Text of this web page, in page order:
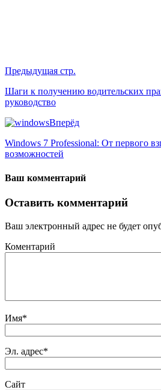
Предыдущая стр.
Шаги к получению водительских
руководство
Вперёд
Windows 7 Professional: От первого
возможностей
Ваш комментарий
Оставить комментарий
Ваш электронный адрес не будет
Коментарий
Имя*
Эл. адрес*
Сайт